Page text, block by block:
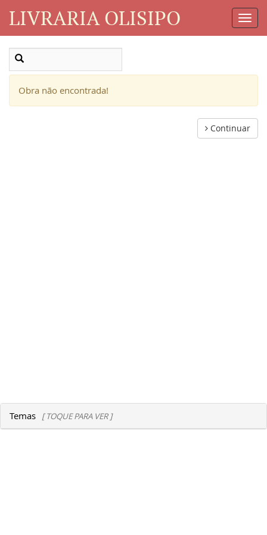
LIVRARIA OLISIPO
Obra não encontrada!
Continuar
Temas [ TOQUE PARA VER ]